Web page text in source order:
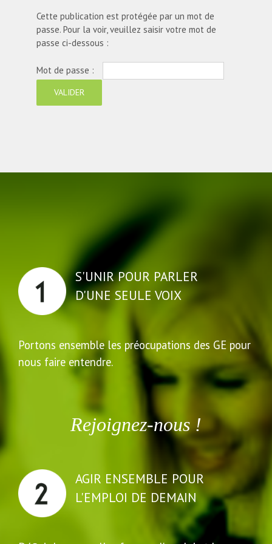
Cette publication est protégée par un mot de
passe. Pour la voir, veuillez saisir votre mot de
passe ci-dessous :
Mot de passe :
S'UNIR POUR PARLER
D'UNE SEULE VOIX
Portons ensemble les préocupations des GE pour
nous faire entendre.
Rejoignez-nous !
AGIR ENSEMBLE POUR
L'EMPLOI DE DEMAIN